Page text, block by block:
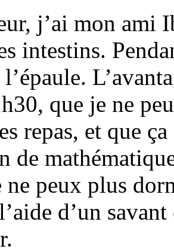
j’ai mon ami
intestins.
que je ne
repas, et que
de
ne peux plus
d’un